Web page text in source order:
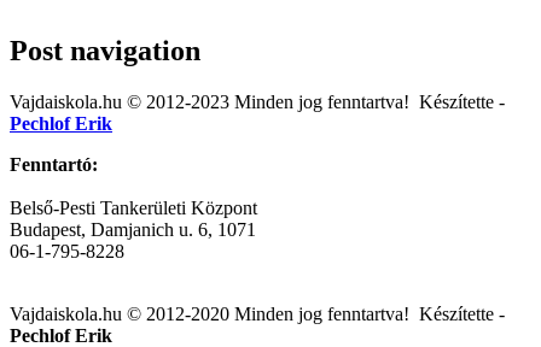
Post navigation
Vajdaiskola.hu © 2012-2023 Minden jog fenntartva! ‎‎‏‏‎ ‎Készítette -
Pechlof Erik
Fenntartó:
Belső-Pesti Tankerületi Központ
Budapest, Damjanich u. 6, 1071
06-1-795-8228
Vajdaiskola.hu © 2012-2020 Minden jog fenntartva! ‎‎‏‏‎ ‎Készítette -
Pechlof Erik